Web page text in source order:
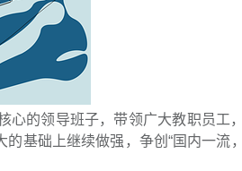
心的领导班子，带领广大教职员工
基础上继续做强，争创“国内一流